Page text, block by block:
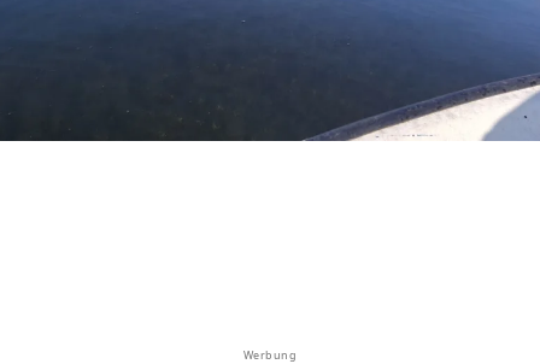
Werbung